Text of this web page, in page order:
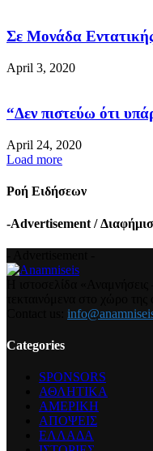
Σε Μονάδα
April 3, 2020
“Δεν πιστεύω ότι
April 24, 2020
Load more
Ροή Ειδήσεων
-Advertisement /
Categories
SPONSORS
ΑΘΛΗΤΙΚΑ
ΑΜΕΡΙΚΗ
ΑΠΟΨΕΙΣ
ΕΛΛΑΔΑ